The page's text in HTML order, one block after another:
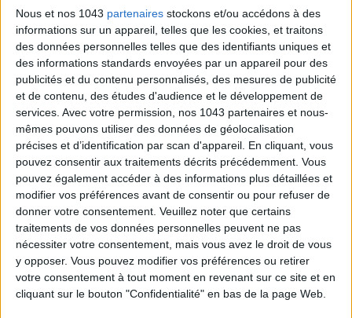
Nous et nos 1043 partenaires stockons et/ou accédons à des
informations sur un appareil, telles que les cookies, et traitons
des données personnelles telles que des identifiants uniques et
des informations standards envoyées par un appareil pour des
publicités et du contenu personnalisés, des mesures de publicité
et de contenu, des études d'audience et le développement de
services. Avec votre permission, nos 1043 partenaires et nous-
mêmes pouvons utiliser des données de géolocalisation
précises et d’identification par scan d'appareil. En cliquant, vous
pouvez consentir aux traitements décrits précédemment. Vous
pouvez également accéder à des informations plus détaillées et
modifier vos préférences avant de consentir ou pour refuser de
donner votre consentement. Veuillez noter que certains
traitements de vos données personnelles peuvent ne pas
nécessiter votre consentement, mais vous avez le droit de vous
y opposer. Vous pouvez modifier vos préférences ou retirer
votre consentement à tout moment en revenant sur ce site et en
cliquant sur le bouton "Confidentialité" en bas de la page Web.
TOUT CE QUE VOUS DEVEZ FAIRE À PARIS EN AOÛT
LES SPF 50 QUI DONNENT ENVIE DE SE TARTINER